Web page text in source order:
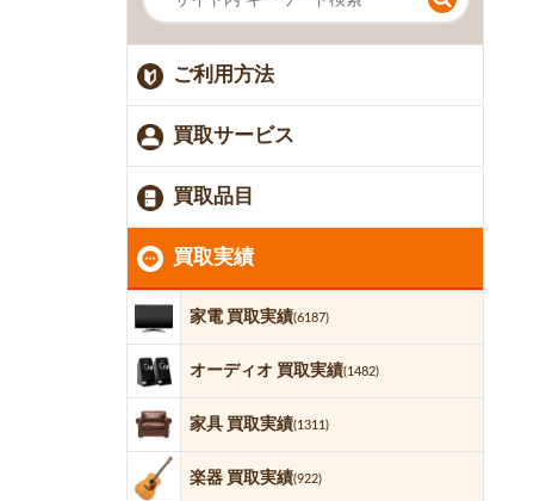
ご利用方法
買取サービス
買取品目
買取実績
家電 買取実績(6187)
オーディオ 買取実績(1482)
家具 買取実績(1311)
楽器 買取実績(922)